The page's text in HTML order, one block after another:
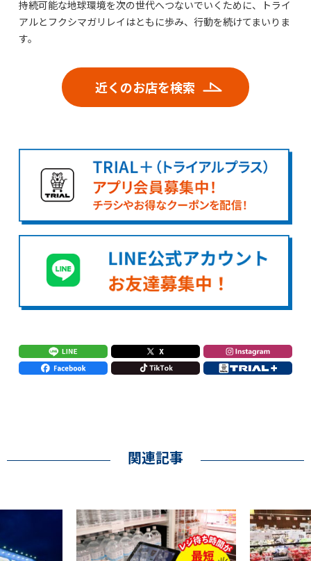
持続可能な地球環境を次の世代へつないでいくために、トライ
アルとフクシマガリレイはともに歩み、行動を続けてまいりま
す。
近くのお店を検索
関連記事